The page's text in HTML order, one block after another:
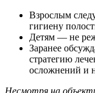
Взрослым
гигиену
Детям — не
Заранее
стратегию
осложнений и
Несмотря на